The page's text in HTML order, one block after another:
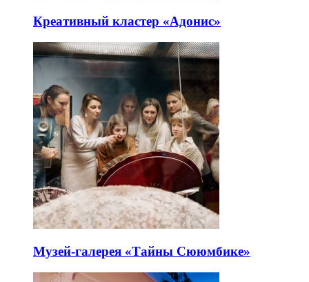
Креативный кластер «Адонис»
Музей-галерея «Тайны Сююмбике»